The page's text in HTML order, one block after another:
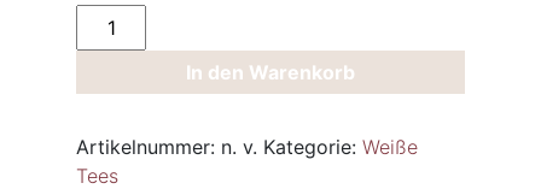
Weisser
Tee
Sanddorn
Menge
In den Warenkorb
Artikelnummer: n. v. Kategorie: Weiße
Tees